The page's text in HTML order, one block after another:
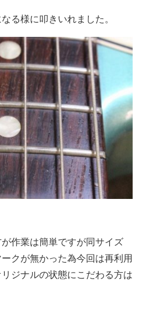
る様に叩きいれました。
作業は簡単ですが同サイズ
クが無かった為今回は再利用
ジナルの状態にこだわる方は